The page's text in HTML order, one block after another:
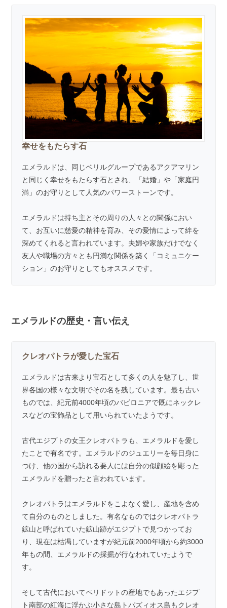
幸せをもたらす石
エメラルドは、同じベリルグループであるアクアマリン
と同じく幸せをもたらす石とされ、「結婚」や「家庭円
満」のお守りとして人気のパワーストーンです。
エメラルドは持ち主とその周りの人々との関係におい
て、お互いに慈愛の精神を育み、その愛情によって絆を
深めてくれると言われています。夫婦や家族だけでなく
友人や職場の方々とも円満な関係を築く「コミュニケー
ション」のお守りとしてもオススメです。
エメラルドの歴史・言い伝え
クレオパトラが愛した宝石
エメラルドは古来より宝石として多くの人を魅了し、世
界各国の様々な文明でその名を残しています。最も古い
ものでは、紀元前4000年頃のバビロニアで既にネックレ
スなどの宝飾品として用いられていたようです。
古代エジプトの女王クレオパトラも、エメラルドを愛し
たことで有名です。エメラルドのジュエリーを毎日身に
つけ、他の国から訪れる要人には自分の似顔絵を彫った
エメラルドを贈ったと言われています。
クレオパトラはエメラルドをこよなく愛し、産地を含め
て自分のものとしました。有名なものではクレオパトラ
鉱山と呼ばれていた鉱山跡がエジプトで見つかってお
り、現在は枯渇していますが紀元前2000年頃から約3000
年もの間、エメラルドの採掘が行なわれていたようで
す。
そして古代においてペリドットの産地でもあったエジプ
ト南部の紅海に浮かぶ小さな島トパズィオス島もクレオ